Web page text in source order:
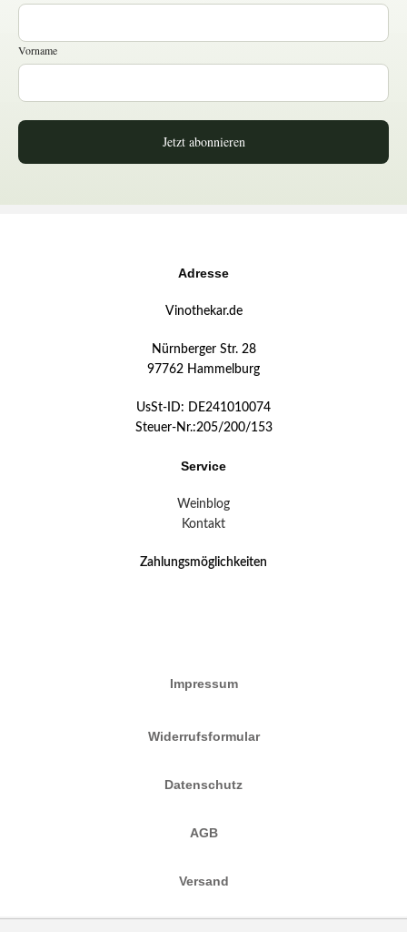
Vorname
Jetzt abonnieren
Adresse
Vinothekar.de
Nürnberger Str. 28
97762 Hammelburg
UsSt-ID: DE241010074
Steuer-Nr.:205/200/153
Service
Weinblog
Kontakt
Zahlungsmöglichkeiten
Impressum
Widerrufsformular
Datenschutz
AGB
Versand